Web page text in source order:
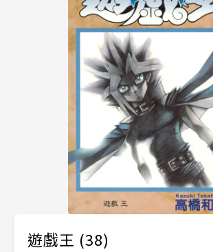
遊戲王 (38)